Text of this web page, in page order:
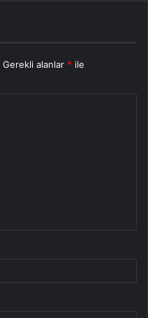
Gerekli alanlar * ile